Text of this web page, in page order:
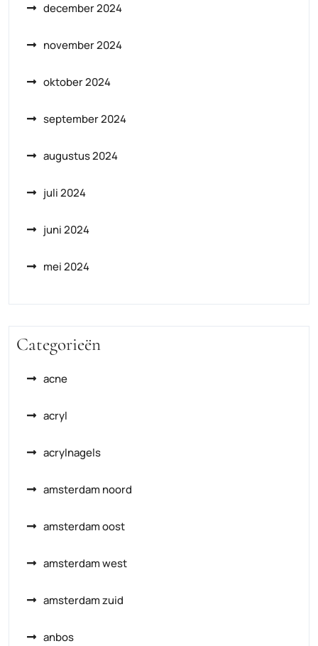
december 2024
november 2024
oktober 2024
september 2024
augustus 2024
juli 2024
juni 2024
mei 2024
Categorieën
acne
acryl
acrylnagels
amsterdam noord
amsterdam oost
amsterdam west
amsterdam zuid
anbos